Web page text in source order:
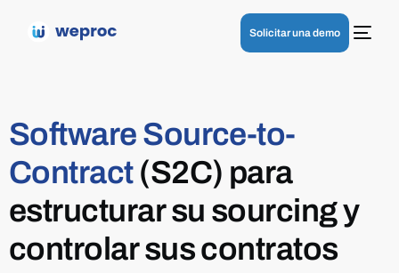
Solicitar una demo
Software Source-to-
Contract (S2C) para
estructurar su sourcing y
controlar sus contratos